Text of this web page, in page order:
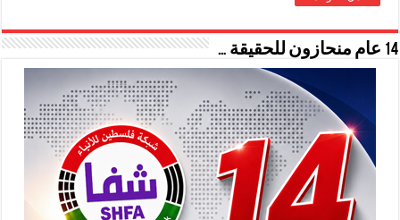
14 عام منحازون للحقيقة …